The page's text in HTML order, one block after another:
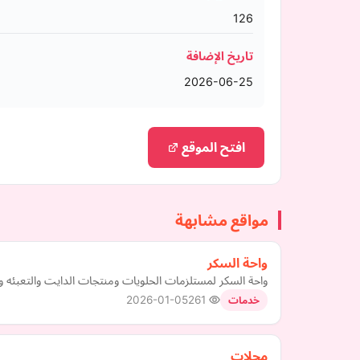
126
تاريخ الإضافة
2026-06-25
افتح الموقع
مواقع مشابهة
واحة السكر
واحة السكر لمستلزمات الحلويات ومنتجات الدايت والتعبئه
خدمات 2026-01-05
محلات